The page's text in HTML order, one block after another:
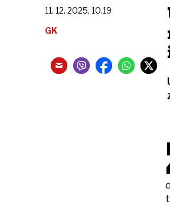
11. 12. 2025, 10.19
GK